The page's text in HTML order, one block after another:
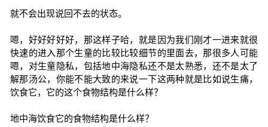
就不会出现说回不去的状态。
嗯，好好好好好，那这样子哈，就是因为我们刚才一进来就很
快速的进入那个生童的比较比较细节的里面去，那很多人可能
嗯，对生童隐私，包括地中海隐私还不是太熟悉，还不是太了
解那汤公，你能不能大致的来说一下这两种就是比如说生痛，
饮食它，它的这个食物结构是什么样？
地中海饮食它的食物结构是什么样？